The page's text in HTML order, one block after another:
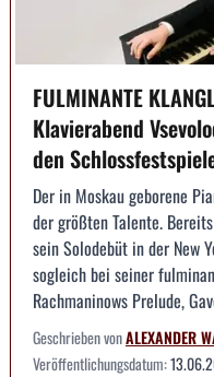
FULMINANTE
Klavierabend
den
Der in Moskau geborene
der größten Talente.
sein Solodebüt in der New
sogleich bei seiner
Rachmaninows Prelude,
Geschrieben vonALEXANDER
Veröffentlichungsdatum: